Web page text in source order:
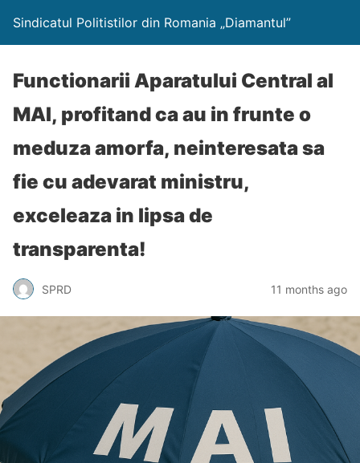
Sindicatul Politistilor din Romania „Diamantul”
Functionarii Aparatului Central al
MAI, profitand ca au in frunte o
meduza amorfa, neinteresata sa
fie cu adevarat ministru,
exceleaza in lipsa de
transparenta!
SPRD 11 months ago